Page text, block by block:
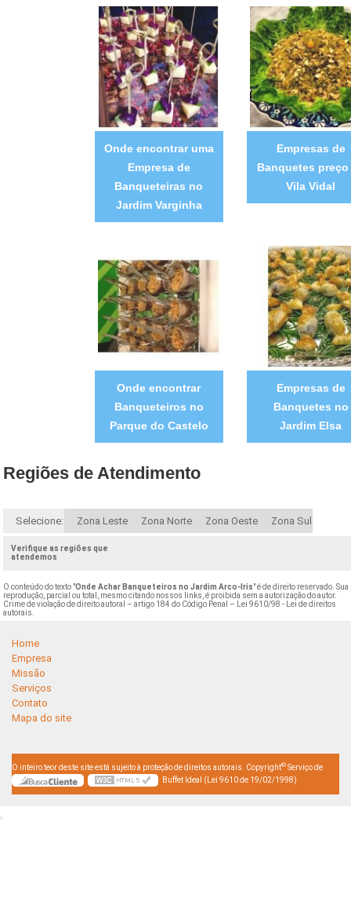
Onde encontrar uma
Empresa de
Banqueteiras no
Jardim Varginha
Empresas de
Banquetes preço
Vila Vidal
Onde encontrar
Banqueteiros no
Parque do Castelo
Empresas de
Banquetes no
Jardim Elsa
Regiões de Atendimento
Selecione: Zona Leste Zona Norte Zona Oeste Zona Sul
Verifique as regiões que
atendemos
O conteúdo do texto "Onde Achar Banqueteiros no Jardim Arco-Iris" é de direito reservado. Sua
reprodução, parcial ou total, mesmo citando nossos links, é proibida sem a autorização do autor.
Crime de violação de direito autoral – artigo 184 do Código Penal –
Lei 9610/98 - Lei de direitos
autorais
Home
Empresa
Missão
Serviços
Contato
Mapa do site
O inteiro teor deste site está sujeito à proteção de direitos autorais. Copyright© Serviço de
Buffet Ideal (Lei 9610 de 19/02/1998)